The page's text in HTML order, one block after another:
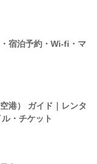
宿泊予約・Wi-fi・マ
港） ガイド｜レンタ
・チケット